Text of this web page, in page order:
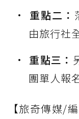
重點二：
由旅行社
重點三：
團單人報
【旅奇傳媒/